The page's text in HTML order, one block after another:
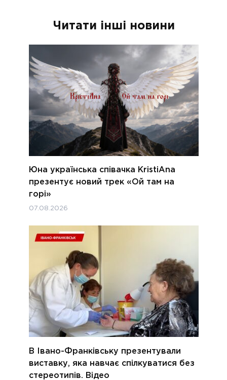
Читати інші новини
Юна українська співачка KristiAna
презентує новий трек «Ой там на
горі»
07.08.2026
В Івано-Франківську презентували
виставку, яка навчає спілкуватися без
стереотипів. Відео